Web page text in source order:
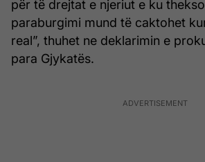
për të drejtat e njeriut e ku
paraburgimi mund të caktohet
real”, thuhet ne deklarimin e
para Gjykatës.